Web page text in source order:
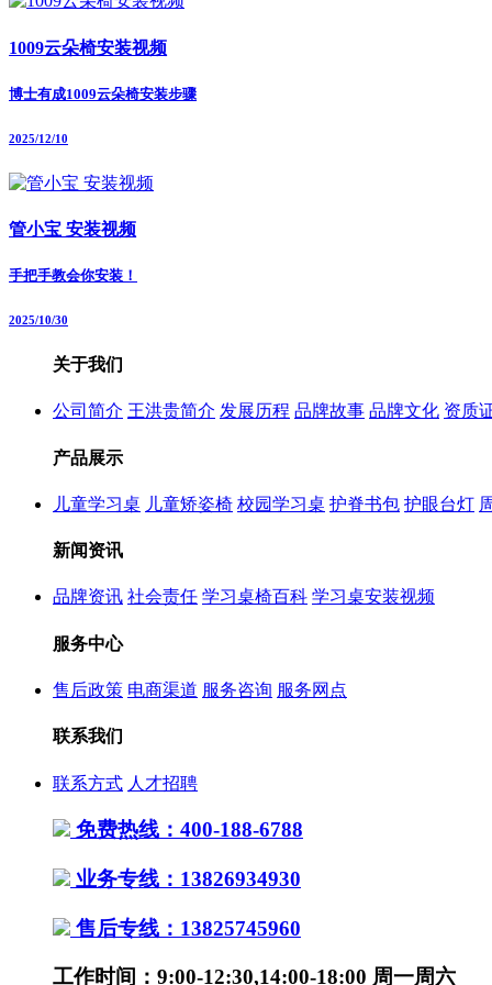
1009云朵椅安装视频
博士有成1009云朵椅安装步骤
2025/12/10
管小宝 安装视频
手把手教会你安装！
2025/10/30
关于我们
公司简介 王洪贵简介 发展历程 品牌故事 品牌文化 资质
产品展示
儿童学习桌 儿童矫姿椅 校园学习桌 护脊书包 护眼台灯
新闻资讯
品牌资讯 社会责任 学习桌椅百科 学习桌安装视频
服务中心
售后政策 电商渠道 服务咨询 服务网点
联系我们
联系方式 人才招聘
免费热线：400-188-6788
业务专线：13826934930
售后专线：13825745960
工作时间：9:00-12:30,14:00-18:00 周一周六